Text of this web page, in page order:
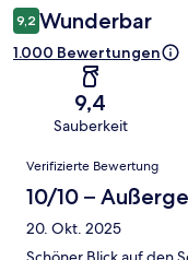
9,2 Wunderbar
1.000 Bewertungen
9,4
Sauberkeit
Bewertungen
Verifizierte Bewertung
10/10 –
20. Okt. 2025